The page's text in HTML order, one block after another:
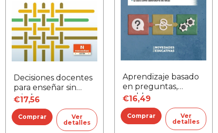
Decisiones docentes
para enseñar sin
miedo
€17,56
Ver
detalles
Aprendizaje basado
en preguntas,
problemas y
proyectos. Los tres
ABP
€16,49
Ver
detalles